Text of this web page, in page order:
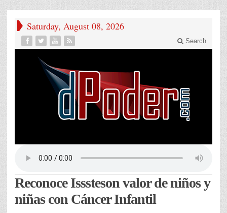
Saturday, August 08, 2026
Search
Reconoce Isssteson valor de niños y
niñas con Cáncer Infantil